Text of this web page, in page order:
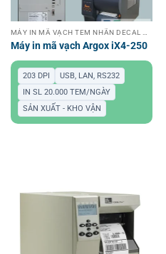
Máy in mã vạch Argox iX4-250
203 DPI
USB, LAN, RS232
IN SL 20.000 TEM/NGÀY
SẢN XUẤT - KHO VẬN